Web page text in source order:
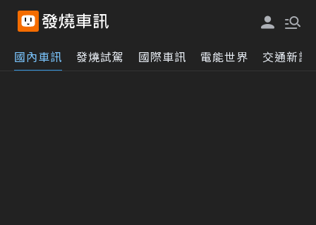
國內車訊 發燒試駕 國際車訊 電能世界 交通新訊